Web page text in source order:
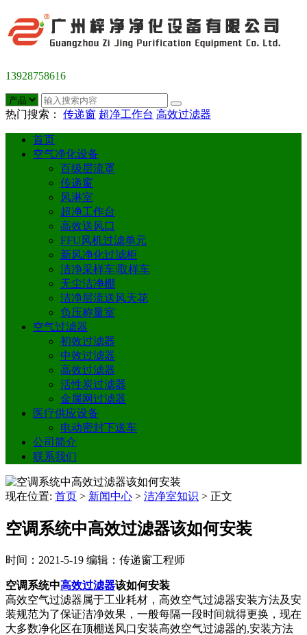
13928758616
热门搜索： 传递窗 超净工作台 高效过滤器
首页
空气净化设备
百级层流罩
传递窗
风淋室
超净工作台
高效送风口
FFU风机过滤单元
新风净化过滤柜
洁净采样车|取样车
无尘洁净棚
洁净层流送风天花
负压称量室
空气过滤器
初效过滤器
中效过滤器
高效过滤器
活性炭过滤器
金属网过滤器
医疗供应设备
电动密封下送车
公司简介
联系我们
现在位置: 首页 > 新闻中心 > 洁净室知识 > 正文
空调系统中高效过滤器该如何安装
时间：2021-5-19 编辑：传递窗工程师
空调系统中高效过滤器该如何安装
高效空气过滤器属于工业耗材，高效空气过滤器安装方法及安
装规范为了保证洁净效果，一般每隔一段时间就得更换，现在
大多数净化区在顶棚送风口安装高效空气过滤器的,安装方法